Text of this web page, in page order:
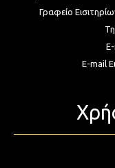
Γραφείο
E-mail